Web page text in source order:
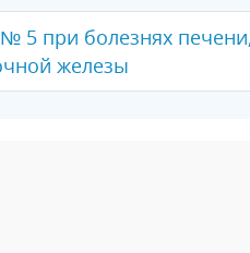
5 при болезнях
железы